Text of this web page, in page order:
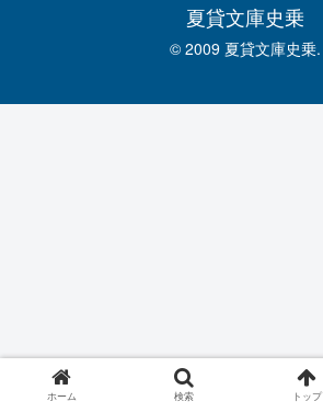
夏貸文庫史乗
© 2009 夏貸文庫史乗.
ホーム 検索 トップ